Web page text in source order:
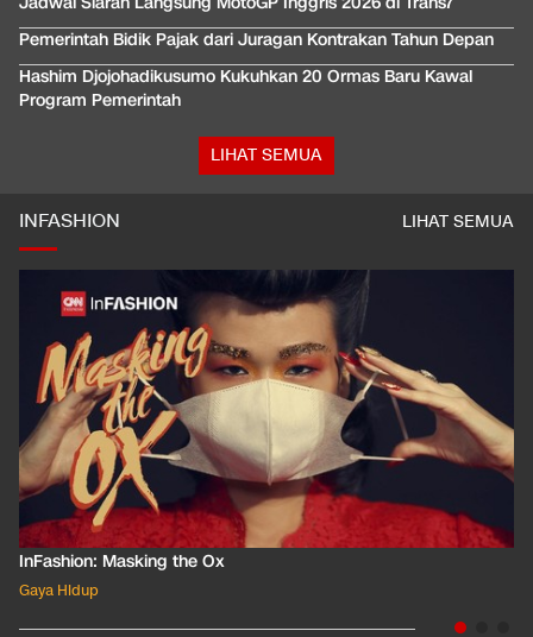
Pemerintah Bidik Pajak dari Juragan Kontrakan Tahun Depan
Hashim Djojohadikusumo Kukuhkan 20 Ormas Baru Kawal
Program Pemerintah
LIHAT SEMUA
INFASHION LIHAT SEMUA
InFashion: Masking the Ox
Gaya Hidup